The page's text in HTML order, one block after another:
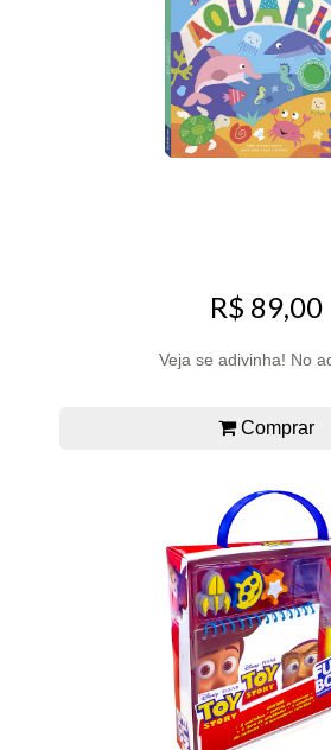
R$ 89,00
Veja se adivinha! No
Comprar